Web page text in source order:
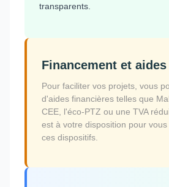
transparents.
Financement et aides
Pour faciliter vos projets, vous
d'aides financières telles que
CEE, l'éco-PTZ ou une TVA
est à votre disposition pour
ces dispositifs.